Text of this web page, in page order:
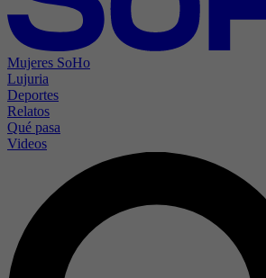
Mujeres SoHo
Lujuria
Deportes
Relatos
Qué pasa
Videos